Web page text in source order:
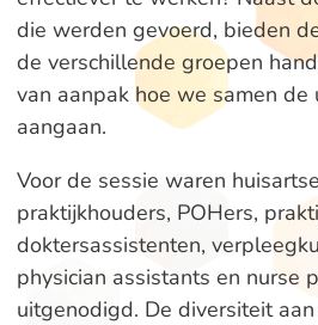
die werden gevoerd, bieden
de verschillende groepen
van aanpak hoe we samen
aangaan.
Voor de sessie waren
praktijkhouders, POHers,
doktersassistenten,
physician assistants en nurse
uitgenodigd. De diversiteit